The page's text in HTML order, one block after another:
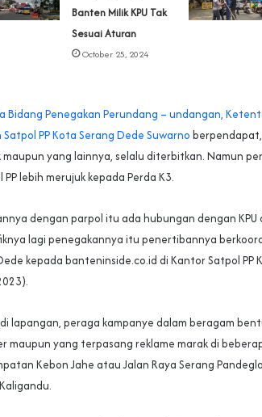
Banten Milik KPU Tak
Sesuai Aturan
October 25, 2024
Bidang Penegakan Perundang – undangan,
Satpol PP Kota Serang Dede Suwarno
yang lainnya, selalu diterbitkan. Namun
PP lebih merujuk kepada Perda K3.
dengan parpol itu ada hubungan dengan KPU
lagi penegakannya itu penertibannya
kepada banteninside.co.id di Kantor Satpol PP
lapangan, peraga kampanye dalam beragam
maupun yang terpasang reklame marak di
Kebon Jahe atau Jalan Raya Serang